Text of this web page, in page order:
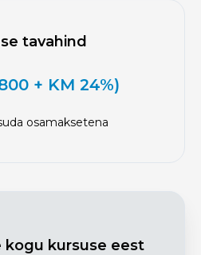
tavahind
+ KM 24%)
osamaksetena
kogu kursuse eest